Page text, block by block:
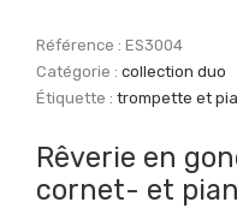
Référence :ES3004
Catégorie :collection duo
Étiquette :trompette et
Rêverie en
cornet- et